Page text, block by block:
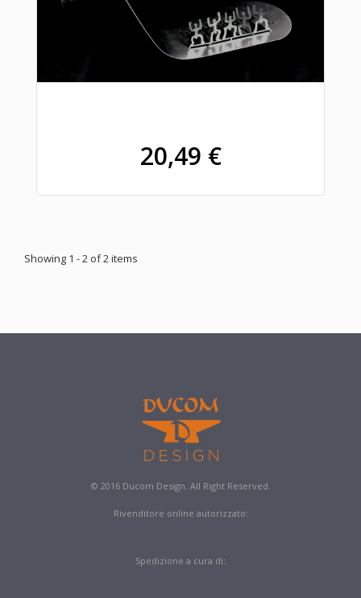
20,49 €
Showing 1 - 2 of 2 items
© 2016 Ducom Design. All Right Reserved.
Rivenditore online autorizzato:
Spedizione a cura di: